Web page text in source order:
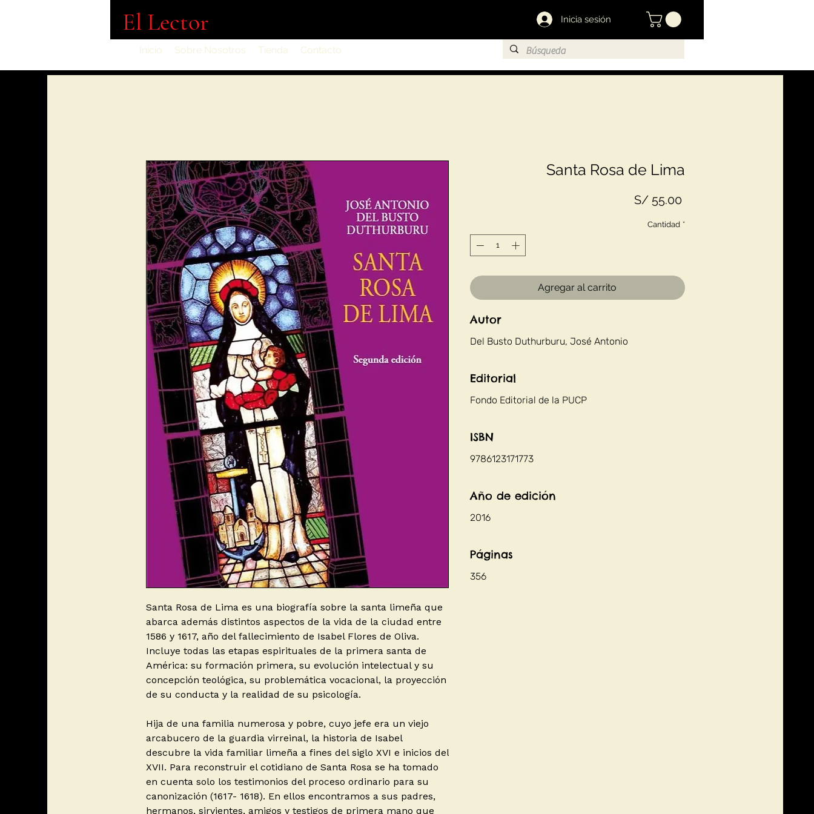
El Lector Inicia sesión
Inicio Sobre Nosotros Tienda Contacto
Santa Rosa de Lima es una biografía sobre la santa limeña que
abarca además distintos aspectos de la vida de la ciudad entre
1586 y 1617, año del fallecimiento de Isabel Flores de Oliva.
Incluye todas las etapas espirituales de la primera santa de
América: su formación primera, su evolución intelectual y su
concepción teológica, su problemática vocacional, la proyección
de su conducta y la realidad de su psicología.
Hija de una familia numerosa y pobre, cuyo jefe era un viejo
arcabucero de la guardia virreinal, la historia de Isabel
descubre la vida familiar limeña a fines del siglo XVI e inicios del
XVII. Para reconstruir el cotidiano de Santa Rosa se ha tomado
en cuenta solo los testimonios del proceso ordinario para su
canonización (1617- 1618). En ellos encontramos a sus padres,
hermanos, sirvientes, amigos y testigos de primera mano que
Santa Rosa de Lima
S/ 55.00Precio
Cantidad *
Agregar al carrito
Autor
Del Busto Duthurburu, José Antonio
Editorial
Fondo Editorial de la PUCP
ISBN
9786123171773
Año de edición
2016
Páginas
356